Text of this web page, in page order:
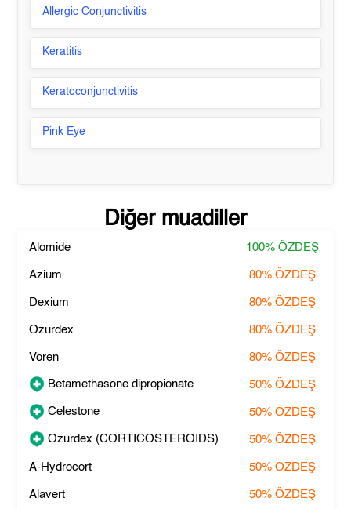
Allergic Conjunctivitis
Keratitis
Keratoconjunctivitis
Pink Eye
Diğer muadiller
Alomide 100% ÖZDEŞ
Azium 80% ÖZDEŞ
Dexium 80% ÖZDEŞ
Ozurdex 80% ÖZDEŞ
Voren 80% ÖZDEŞ
Betamethasone dipropionate 50% ÖZDEŞ
Celestone 50% ÖZDEŞ
Ozurdex (CORTICOSTEROIDS) 50% ÖZDEŞ
A-Hydrocort 50% ÖZDEŞ
Alavert 50% ÖZDEŞ